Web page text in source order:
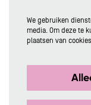
We gebruiken
media. Om deze te
plaatsen van